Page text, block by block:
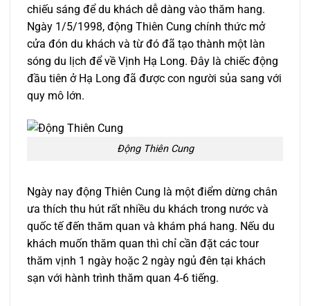
chiếu sáng để du khách dễ dàng vào thăm hang.
Ngày 1/5/1998, động Thiên Cung chính thức mở
cửa đón du khách và từ đó đã tạo thành một làn
sóng du lịch để về Vịnh Hạ Long. Đây là chiếc động
đầu tiên ở Hạ Long đã được con người sủa sang với
quy mô lớn.
Động Thiên Cung
Ngày nay động Thiên Cung là một điểm dừng chân
ưa thích thu hút rất nhiều du khách trong nước và
quốc tế đến thăm quan và khám phá hang. Nếu du
khách muốn thăm quan thì chỉ cần đặt các tour
thăm vịnh 1 ngày hoặc 2 ngày ngủ đên tại khách
sạn với hành trình thăm quan 4-6 tiếng.